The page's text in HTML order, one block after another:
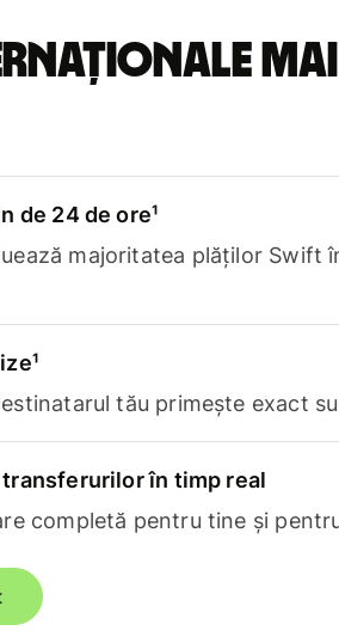
de 24 de ore¹
majoritatea plăților Swift
tău primește exact
transferurilor în timp real
completă pentru tine și